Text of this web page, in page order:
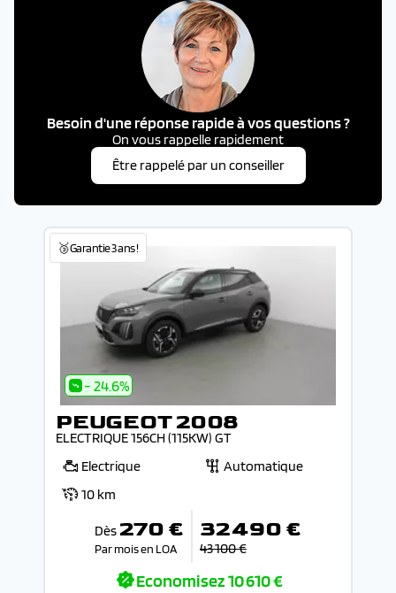
Besoin d'une réponse rapide à vos questions ?
On vous rappelle rapidement
Être rappelé par un conseiller
🥉Garantie 3 ans !
- 24.6%
PEUGEOT 2008
ELECTRIQUE 156CH (115KW) GT
Electrique
Automatique
10 km
Dès 270 €
Par mois en LOA
32 490 €
43 100 €
Economisez10 610 €